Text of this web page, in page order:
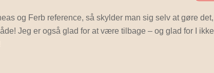
og Ferb reference, så skylder man sig selv at gøre det,
Jeg er også glad for at være tilbage – og glad for I ikke